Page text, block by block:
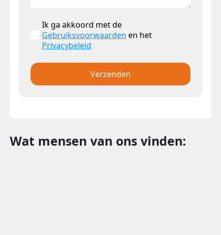
Ik ga akkoord met de
Gebruiksvoorwaarden en het
Privacybeleid
Verzenden
Wat mensen van ons vinden: